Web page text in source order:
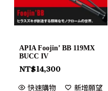
APIA Foojin’ BB 119MX
BUCC IV
NT$14,300
快速購物 新增願望